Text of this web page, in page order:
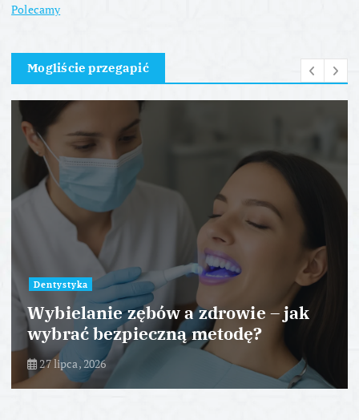
Polecamy
Mogliście przegapić
Dentystyka
Wybielanie zębów a zdrowie – jak
wybrać bezpieczną metodę?
27 lipca, 2026